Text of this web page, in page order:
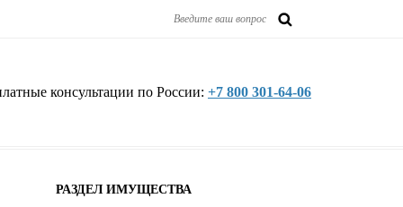
консультации по России: +7 800 301-64-06
РАЗДЕЛ ИМУЩЕСТВА